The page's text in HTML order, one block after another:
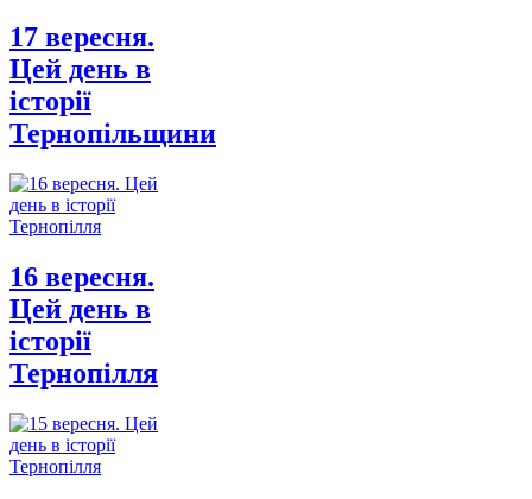
17 вересня.
Цей день в
історії
Тернопільщини
16 вересня.
Цей день в
історії
Тернопілля